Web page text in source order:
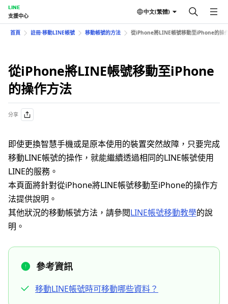
LINE
支援中心
中文(繁體)
首頁 註冊⋅移動LINE帳號 移動帳號的方法 從iPhone將LINE帳號移動至iPhone的操
從iPhone將LINE帳號移動至iPhone
的操作方法
分享
即使更換智慧手機或是原本使用的裝置突然故障，只要完成
移動LINE帳號的操作，就能繼續透過相同的LINE帳號使用
LINE的服務。
本頁面將針對從iPhone將LINE帳號移動至iPhone的操作方
法提供說明。
其他狀況的移動帳號方法，請參閱LINE帳號移動教學的說
明。
參考資訊
移動LINE帳號時可移動哪些資料？